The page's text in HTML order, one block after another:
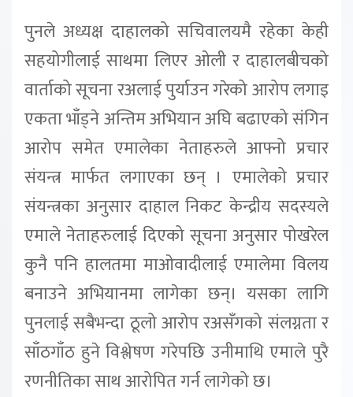
पुनले अध्यक्ष दाहालको सचिवालयमै रहेका केही
सहयोगीलाई साथमा लिएर ओली र दाहालबीचको
वार्ताको सूचना रअलाई पुर्या‍उन गरेको आरोप लगाइ
एकता भाँड्ने अन्तिम अभियान अघि बढाएको संगिन
आरोप समेत एमालेका नेताहरुले आफ्नो प्रचार
संयन्त्र मार्फत लगाएका छन् । एमालेको प्रचार
संयन्त्रका अनुसार दाहाल निकट केन्द्रीय सदस्यले
एमाले नेताहरुलाई दिएको सूचना अनुसार पोखरेल
कुनै पनि हालतमा माओवादीलाई एमालेमा विलय
बनाउने अभियानमा लागेका छन्। यसका लागि
पुनलाई सबैभन्दा ठूलो आरोप रअसँगको संलग्नता र
साँठगाँठ हुने विश्लेषण गरेपछि उनीमाथि एमाले पुरै
रणनीतिका साथ आरोपित गर्न लागेको छ।